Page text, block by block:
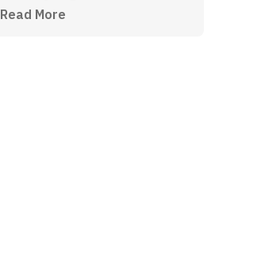
Read More